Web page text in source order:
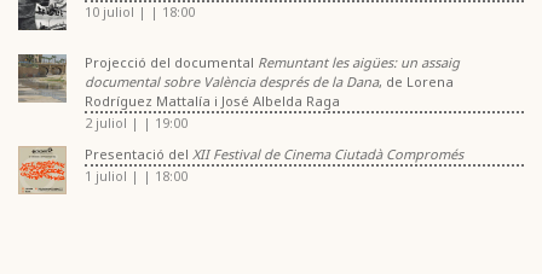
10 juliol | | 18:00
Projecció del documental Remuntant les aigües: un assaig
documental sobre València després de la Dana, de Lorena
Rodríguez Mattalía i José Albelda Raga
2 juliol | | 19:00
Presentació del XII Festival de Cinema Ciutadà Compromés
1 juliol | | 18:00